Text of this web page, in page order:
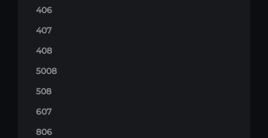
406
407
408
5008
508
607
806